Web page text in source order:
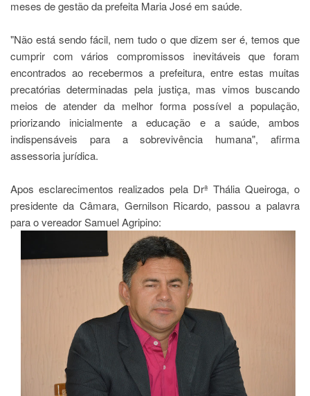
meses de gestão da prefeita Maria José em saúde.
"Não está sendo fácil, nem tudo o que dizem ser é, temos que
cumprir com vários compromissos inevitáveis que foram
encontrados ao recebermos a prefeitura, entre estas muitas
precatórias determinadas pela justiça, mas vimos buscando
meios de atender da melhor forma possível a população,
priorizando inicialmente a educação e a saúde, ambos
indispensáveis para a sobrevivência humana", afirma
assessoria jurídica.
Apos esclarecimentos realizados pela Drª Thália Queiroga, o
presidente da Câmara, Gernilson Ricardo, passou a palavra
para o vereador Samuel Agripino: